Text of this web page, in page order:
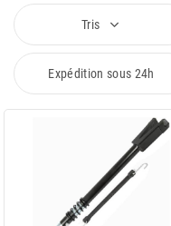
Tris
Expédition sous 24h